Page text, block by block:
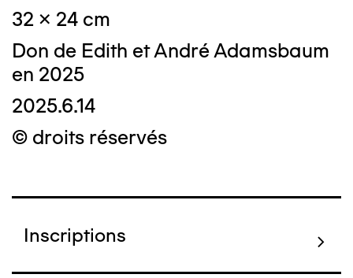
32 x 24 cm
Don de Edith et André Adamsbaum
en 2025
2025.6.14
© droits réservés
Inscriptions